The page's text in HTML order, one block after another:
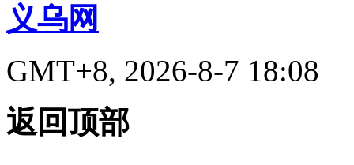
义乌网
GMT+8, 2026-8-7 18:08
返回顶部